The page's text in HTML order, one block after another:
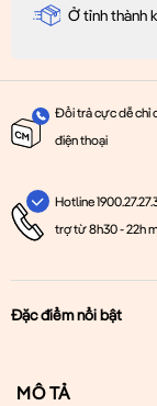
Ở tỉnh thành
Đổi trả cực dễ chỉ
điện thoại
Hotline
trợ từ 8h30 - 22h
Đặc điểm nổi bật
MÔ TẢ